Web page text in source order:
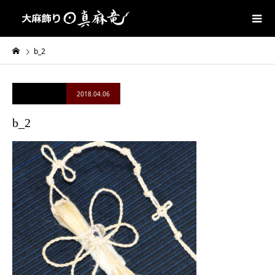
b_2
2018.04.06
b_2